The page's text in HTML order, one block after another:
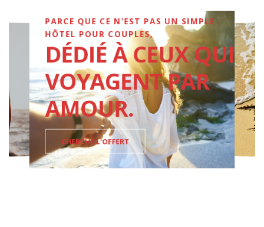
PARCE QUE CE N'EST PAS UN SIMPLE
HÔTEL POUR COUPLES,
DÉDIÉ À CEUX QUI
VOYAGENT PAR
AMOUR.
CHERCHÈ L'OFFERT